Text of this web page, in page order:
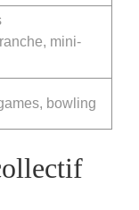
mini-
bowling